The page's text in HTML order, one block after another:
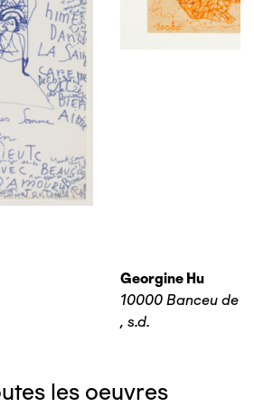
Georgine Hu
10000 Banceu de
, s.d.
les oeuvres